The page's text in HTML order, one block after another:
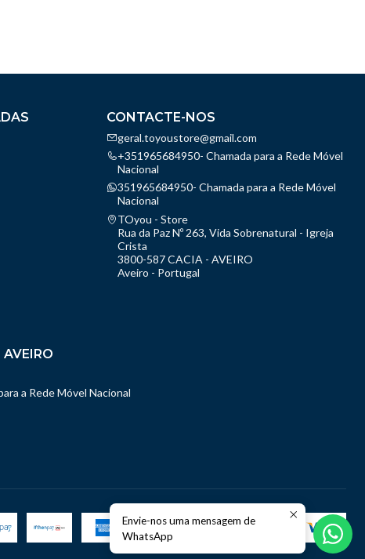
CONTACTE-NOS
geral.toyoustore@gmail.com
+351965684950- Chamada para a Rede Móvel
Nacional
351965684950- Chamada para a Rede Móvel
Nacional
TOyou - Store
Rua da Paz Nº 263, Vida Sobrenatural - Igreja
Crista
3800-587 CACIA - AVEIRO
Aveiro - Portugal
a Rede Móvel Nacional
Envie-nos uma mensagem de
WhatsApp